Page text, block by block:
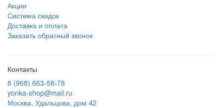
Акции
Система скидок
Доставка и оплата
Заказать обратный звонок
Контакты
8 (968) 663-58-78
yonka-shop@mail.ru
Москва, Удальцова, дом 42